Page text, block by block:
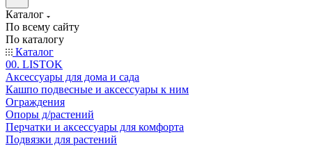
Каталог
По всему сайту
По каталогу
Каталог
00. LISTOK
Аксессуары для дома и сада
Кашпо подвесные и аксессуары к ним
Ограждения
Опоры д/растений
Перчатки и аксессуары для комфорта
Подвязки для растений